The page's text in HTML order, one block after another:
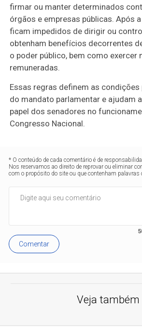
firmar ou manter determinados
órgãos e empresas públicas. Após
ficam impedidos de dirigir ou
obtenham benefícios decorrentes
o poder público, bem como exercer
remuneradas.
Essas regras definem as condições
do mandato parlamentar e ajudam
papel dos senadores no
Congresso Nacional.
* O conteúdo de cada comentário é de
Nos reservamos ao direito de reprovar ou eliminar
com o propósito do site ou que contenham palavras
Comentar
Veja também